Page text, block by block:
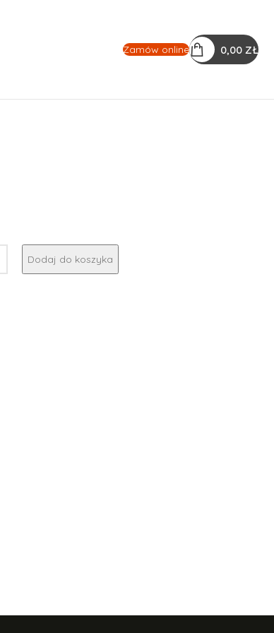
Zamów online 0,00 ZŁ
Dodaj do koszyka